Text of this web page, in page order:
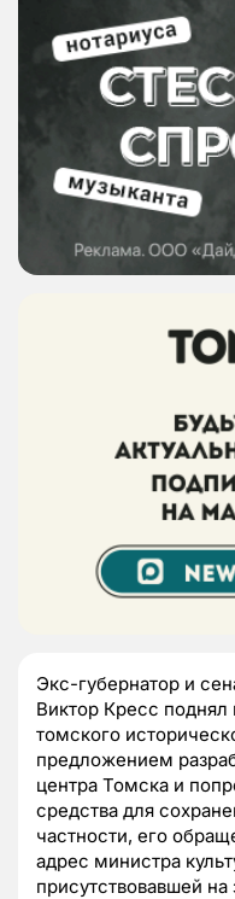
Экс-губернатор и
Виктор Кресс
томского
предложением
центра Томска и
средства для
частности, его
адрес министра
присутствовавшей на